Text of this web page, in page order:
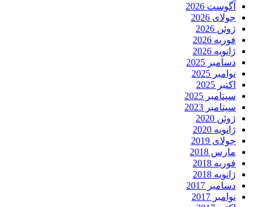
آگوست 2026
جولای 2026
ژوئن 2026
فوریه 2026
ژانویه 2026
دسامبر 2025
نوامبر 2025
اکتبر 2025
سپتامبر 2025
سپتامبر 2023
ژوئن 2020
ژانویه 2020
جولای 2019
مارس 2018
فوریه 2018
ژانویه 2018
دسامبر 2017
نوامبر 2017